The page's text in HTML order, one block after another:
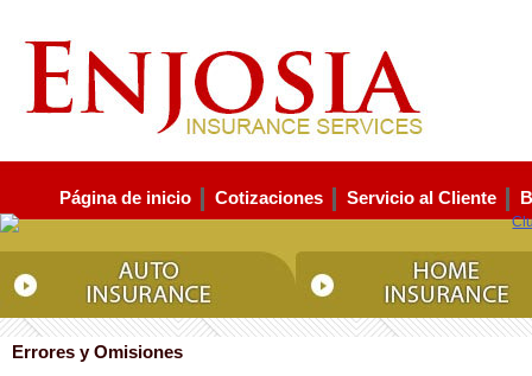
Página de inicio Cotizaciones Servicio al Cliente
Errores y Omisiones